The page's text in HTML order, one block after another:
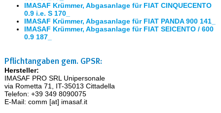
IMASAF Krümmer, Abgasanlage für FIAT CINQUECENTO
0.9 i.e. S 170_
IMASAF Krümmer, Abgasanlage für FIAT PANDA 900 141_
IMASAF Krümmer, Abgasanlage für FIAT SEICENTO / 600
0.9 187_
Pflichtangaben gem. GPSR:
Hersteller:
IMASAF PRO SRL Unipersonale
via Rometta 71, IT-35013 Cittadella
Telefon: +39 349 8090075
E-Mail: comm [at] imasaf.it